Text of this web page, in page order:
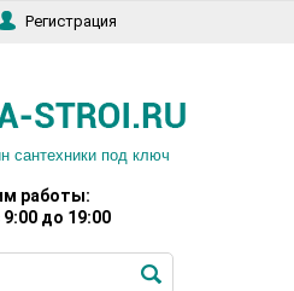
Регистрация
сантехники под ключ
работы:
9:00 до 19:00